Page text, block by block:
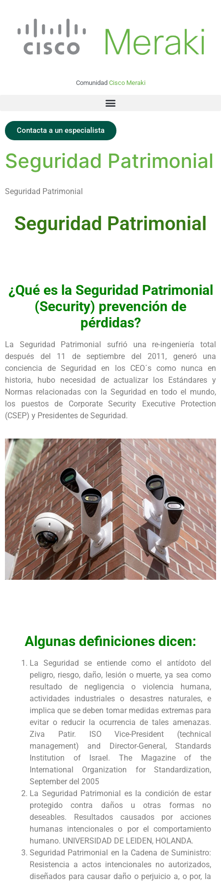
Comunidad Cisco Meraki
Contacta a un especialista
Seguridad Patrimonial
Seguridad Patrimonial
Seguridad Patrimonial
¿Qué es la Seguridad Patrimonial
(Security) prevención de
pérdidas?
La Seguridad Patrimonial sufrió una re-ingeniería total
después del 11 de septiembre del 2011, generó una
conciencia de Seguridad en los CEO´s como nunca en
historia, hubo necesidad de actualizar los Estándares y
Normas relacionadas con la Seguridad en todo el mundo,
los puestos de Corporate Security Executive Protection
(CSEP) y Presidentes de Seguridad.
Algunas definiciones dicen:
La Seguridad se entiende como el antídoto del
peligro, riesgo, daño, lesión o muerte, ya sea como
resultado de negligencia o violencia humana,
actividades industriales o desastres naturales, e
implica que se deben tomar medidas extremas para
evitar o reducir la ocurrencia de tales amenazas.
Ziva Patir. ISO Vice-President (technical
management) and Director-General, Standards
Institution of Israel. The Magazine of the
International Organization for Standardization,
September del 2005
La Seguridad Patrimonial es la condición de estar
protegido contra daños u otras formas no
deseables. Resultados causados por acciones
humanas intencionales o por el comportamiento
humano. UNIVERSIDAD DE LEIDEN, HOLANDA.
Seguridad Patrimonial en la Cadena de Suministro:
Resistencia a actos intencionales no autorizados,
diseñados para causar daño o perjuicio a, o por, la